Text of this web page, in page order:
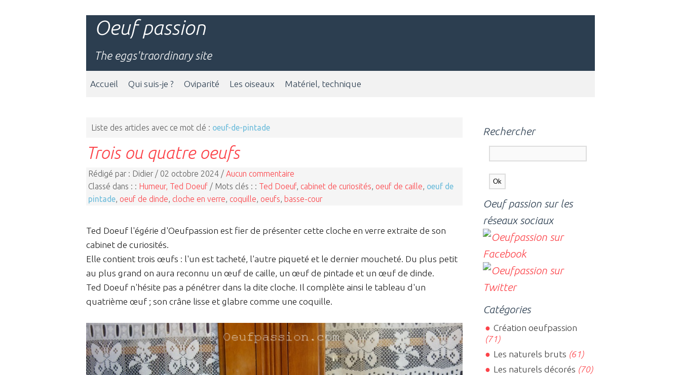
Oeuf passion
The eggs'traordinary site
Accueil Qui suis-je ? Oviparité Les oiseaux Matériel, technique
Liste des articles avec ce mot clé : oeuf-de-pintade
Trois ou quatre oeufs
Rédigé par : Didier / 02 octobre 2024 / Aucun commentaire
Classé dans : : Humeur, Ted Doeuf / Mots clés : : Ted Doeuf, cabinet de curiosités oeuf de caille oeuf de
pintade oeuf de dinde cloche en verre coquille oeufs basse-cour
Ted Doeuf l'égérie d'Oeufpassion est fier de présenter cette cloche en verre extraite de son
cabinet de curiosités.
Elle contient trois œufs : l'un est tacheté, l'autre piqueté et le dernier moucheté. Du plus petit
au plus grand on aura reconnu un œuf de caille, un œuf de pintade et un œuf de dinde.
Ted Doeuf n'hésite pas a pénétrer dans la dite cloche. Il complète ainsi le tableau d'un
quatrième œuf ; son crâne lisse et glabre comme une coquille.
Rechercher
Oeuf passion sur les
réseaux sociaux
Catégories
Création oeufpassion
(71)
Les naturels bruts (61)
Les naturels décorés (70)